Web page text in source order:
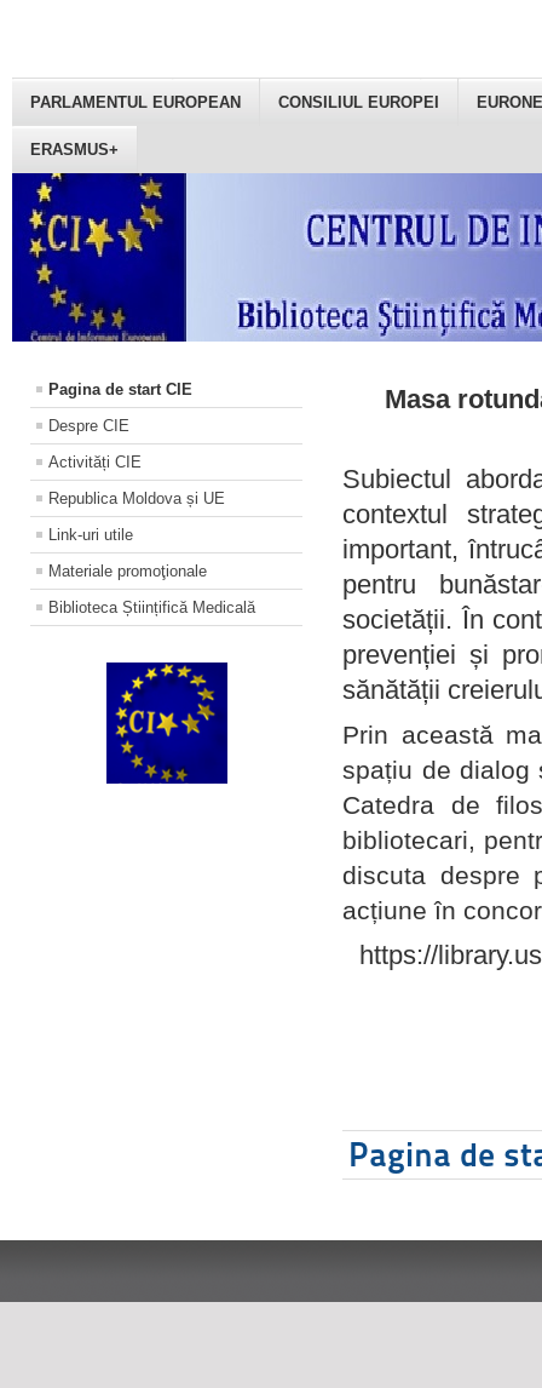
PARLAMENTUL EUROPEAN CONSILIUL EUROPEI
ERASMUS+
Pagina de start CIE
Despre CIE
Activități CIE
Republica Moldova și UE
Link-uri utile
Materiale promoţionale
Biblioteca Științifică Medicală
Masa
Subiectul
contextul
important,
pentru
societății. În
prevenției și
sănătății
Prin această
spațiu de dialog
Catedra de
bibliotecari,
discuta despre
acțiune în
https://
Pagina de